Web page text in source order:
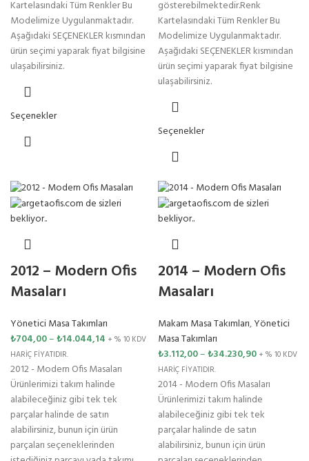
Kartelasındaki Tüm Renkler Bu
Modelimize Uygulanmaktadır.
Aşağıdaki SEÇENEKLER kısmından
ürün seçimi yaparak fiyat bilgisine
ulaşabilirsiniz.
Seçenekler
gösterebilmektedir.Renk
Kartelasındaki Tüm Renkler Bu
Modelimize Uygulanmaktadır.
Aşağıdaki SEÇENEKLER kısmından
ürün seçimi yaparak fiyat bilgisine
ulaşabilirsiniz.
Seçenekler
2012 – Modern Ofis
Masaları
Yönetici Masa Takımları
₺704,00–₺14.044,14 + % 10 KDV
HARİÇ FİYATIDIR.
2012 - Modern Ofis Masaları
Ürünlerimizi takım halinde
alabileceğiniz gibi tek tek
parçalar halinde de satın
alabilirsiniz, bunun için ürün
parçaları seçeneklerinden
2014 – Modern Ofis
Masaları
Makam Masa Takımları,Yönetici
Masa Takımları
₺3.112,00–₺34.230,90 + % 10 KDV
HARİÇ FİYATIDIR.
2014 - Modern Ofis Masaları
Ürünlerimizi takım halinde
alabileceğiniz gibi tek tek
parçalar halinde de satın
alabilirsiniz, bunun için ürün